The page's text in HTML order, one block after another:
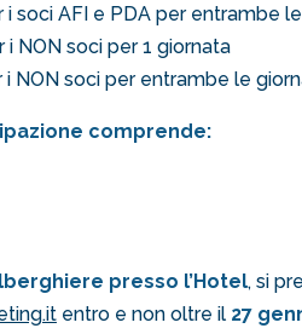
i soci AFI e PDA per entrambe
i NON soci per 1 giornata
i NON soci per entrambe le
comprende:
presso l’Hotel, si
entro e non oltre il 27